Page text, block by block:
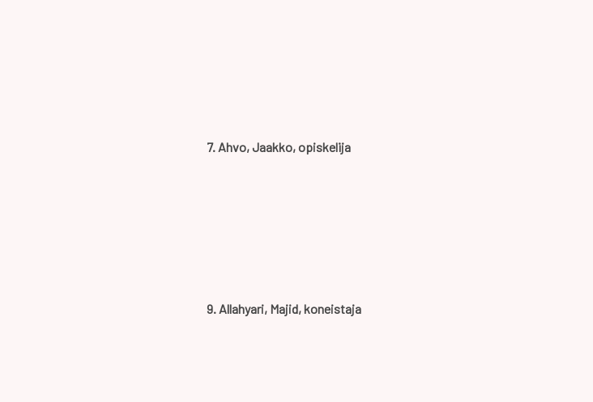
7. Ahvo, Jaakko, opiskelija
9. Allahyari, Majid, koneistaja